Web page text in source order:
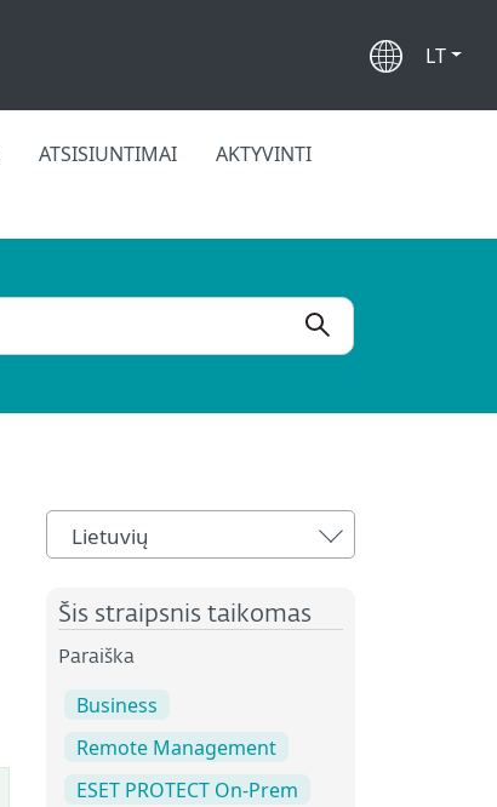
LT
ATSISIUNTIMAI
AKTYVINTI
Lietuvių
Šis straipsnis taikomas
Paraiška
Business
Remote Management
ESET PROTECT On-Prem